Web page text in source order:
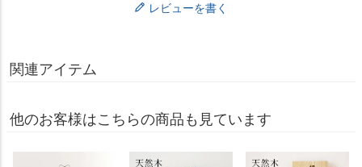
レビューを書く
関連アイテム
他のお客様はこちらの商品も見ています